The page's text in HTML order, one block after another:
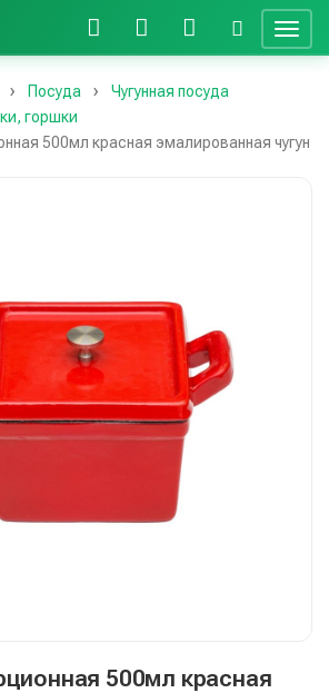
Посуда
Чугунная посуда
горшки
500мл красная эмалированная чугун
500мл красная